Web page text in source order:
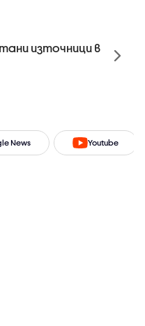
източници в
News Youtube